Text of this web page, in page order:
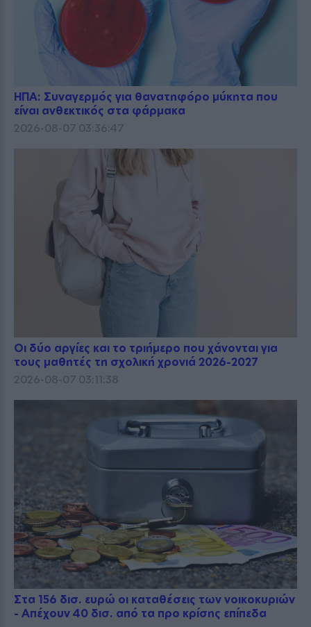
ΗΠΑ: Συναγερμός για θανατηφόρο μύκητα που
είναι ανθεκτικός στα φάρμακα
2026-08-07 03:36:47
Οι δύο αργίες και το τριήμερο που χάνονται για
τους μαθητές τη σχολική χρονιά 2026-2027
2026-08-07 03:11:38
Στα 156 δισ. ευρώ οι καταθέσεις των νοικοκυριών
- Απέχουν 40 δισ. από τα προ κρίσης επίπεδα